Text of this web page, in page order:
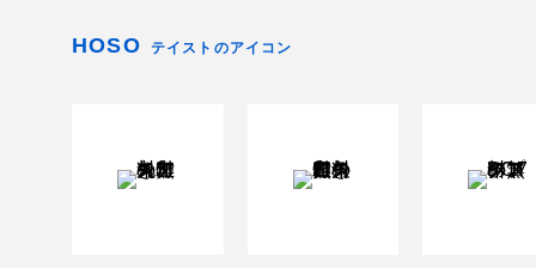
HOSO テイストのアイコン